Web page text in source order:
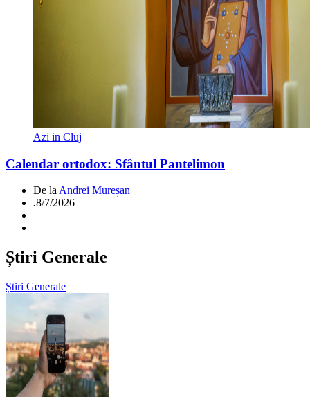
Azi in Cluj
Calendar ortodox: Sfântul Pantelimon
De la Andrei Mureșan
.8/7/2026
Știri Generale
Știri Generale